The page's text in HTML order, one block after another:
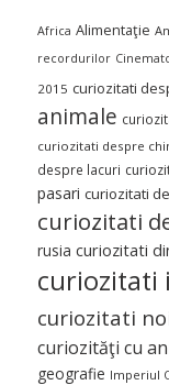
Africa Alimentaţie
recordurilor
2015 curiozitati
animale
curiozitati despre
despre lacuri
pasari curiozitati
curiozitati
rusia curiozitati
curiozitati
curiozitati
curiozităţi cu
geografie Imperiul